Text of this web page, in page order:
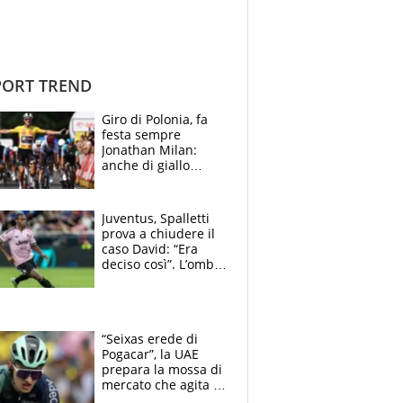
TREND
Giro di Polonia, fa
festa sempre
Jonathan Milan:
anche di giallo
Malucelli, terzo)
Juventus, Spalletti
prova a chiudere il
caso David: “Era
deciso così”. L’ombra
“Seixas erede di
Pogacar”, la UAE
prepara la mossa di
mercato che agita la